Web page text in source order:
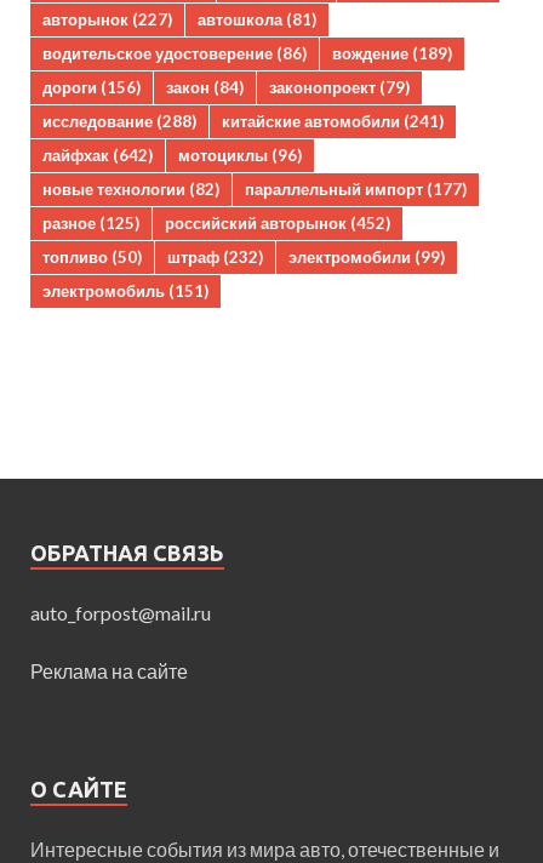
авторынок (227) автошкола(81)
водительское удостоверение (86) вождение (189)
дороги (156) закон (84) законопроект (79)
исследование (288) китайские автомобили (241)
лайфхак (642) мотоциклы (96)
новые технологии (82) параллельный импорт (177)
разное (125) российский авторынок (452)
топливо (50) штраф (232) электромобили (99)
электромобиль (151)
ОБРАТНАЯ СВЯЗЬ
auto_forpost@mail.ru
Реклама на сайте
О САЙТЕ
Интересные события из мира авто, отечественные и